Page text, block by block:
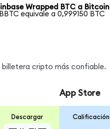
Wrapped BTC a Bitcoin
equivale a 0,999150 BTC
billetera cripto más confiable.
Descargar
App Store
Calificación